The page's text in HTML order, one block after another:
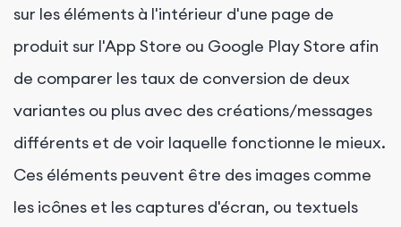
sur les éléments à l'intérieur d'une page de
produit sur l'App Store ou Google Play Store afin
de comparer les taux de conversion de deux
variantes ou plus avec des créations/messages
différents et de voir laquelle fonctionne le mieux.
Ces éléments peuvent être des images comme
les icônes et les captures d'écran, ou textuels